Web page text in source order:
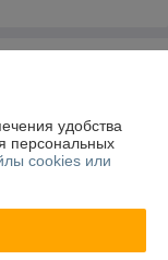
удобства
персональных
cookies или